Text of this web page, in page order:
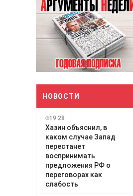
НОВОСТИ
19:28
Хазин объяснил, в
каком случае Запад
перестанет
воспринимать
предложения РФ о
переговорах как
слабость